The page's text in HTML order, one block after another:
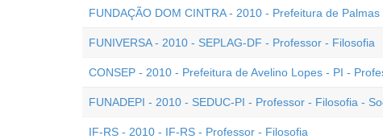
FUNDAÇÃO DOM CINTRA - 2010 - Prefeitura de
FUNIVERSA - 2010 - SEPLAG-DF - Professor - Filosofia
CONSEP - 2010 - Prefeitura de Avelino Lopes - PI -
FUNADEPI - 2010 - SEDUC-PI - Professor - Filosofia -
IF-RS - 2010 - IF-RS - Professor - Filosofia